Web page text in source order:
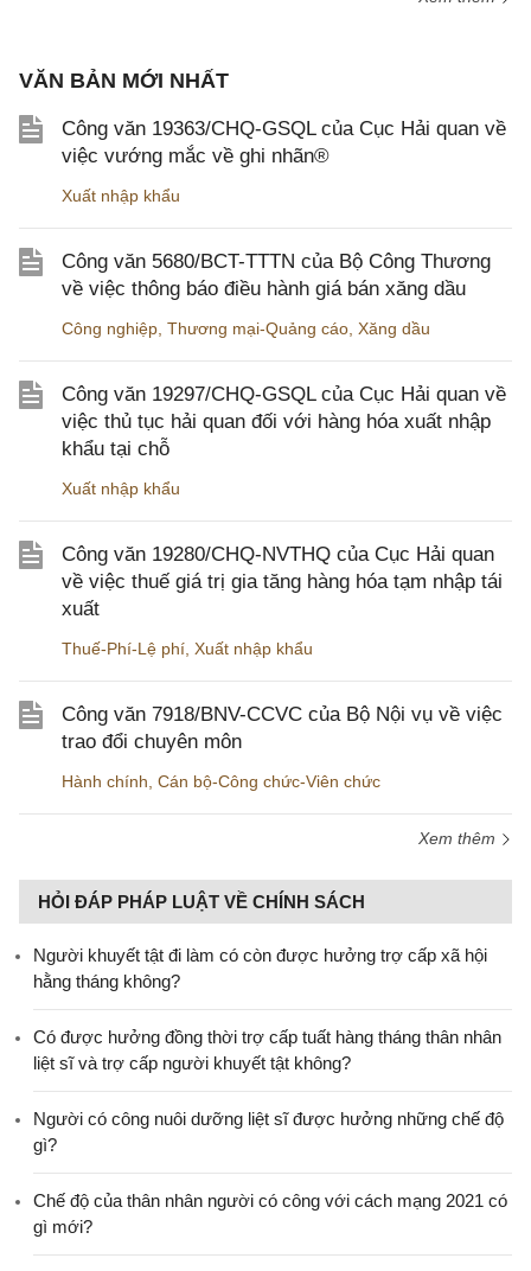
VĂN BẢN MỚI NHẤT
Công văn 19363/CHQ-GSQL của Cục Hải quan về
việc vướng mắc về ghi nhãn®
Xuất nhập khẩu
Công văn 5680/BCT-TTTN của Bộ Công Thương
về việc thông báo điều hành giá bán xăng dầu
Công nghiệp Thương mại-Quảng cáo Xăng dầu
Công văn 19297/CHQ-GSQL của Cục Hải quan về
việc thủ tục hải quan đối với hàng hóa xuất nhập
khẩu tại chỗ
Xuất nhập khẩu
Công văn 19280/CHQ-NVTHQ của Cục Hải quan
về việc thuế giá trị gia tăng hàng hóa tạm nhập tái
xuất
Thuế-Phí-Lệ phí Xuất nhập khẩu
Công văn 7918/BNV-CCVC của Bộ Nội vụ về việc
trao đổi chuyên môn
Hành chính Cán bộ-Công chức-Viên chức
Xem thêm
HỎI ĐÁP PHÁP LUẬT VỀ CHÍNH SÁCH
Người khuyết tật đi làm có còn được hưởng trợ cấp xã hội
hằng tháng không?
​Có được hưởng đồng thời trợ cấp tuất hàng tháng thân nhân
liệt sĩ và trợ cấp người khuyết tật không?
Người có công nuôi dưỡng liệt sĩ được hưởng những chế độ
gì?
Chế độ của thân nhân người có công với cách mạng 2021 có
gì mới?